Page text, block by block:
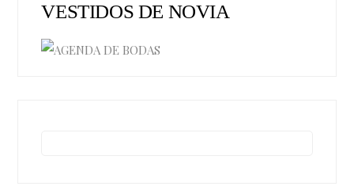
VESTIDOS DE NOVIA